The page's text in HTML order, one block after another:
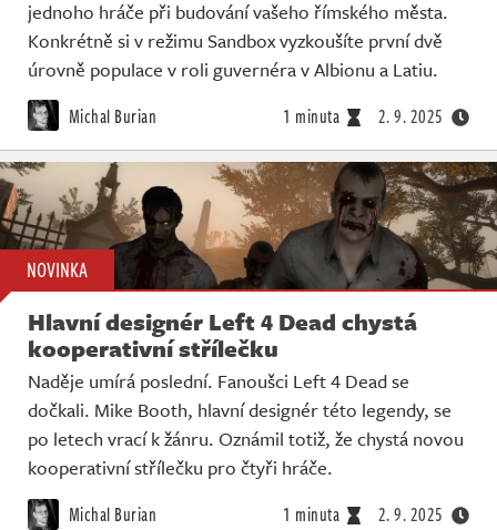
jednoho hráče při budování vašeho římského města.
Konkrétně si v režimu Sandbox vyzkoušíte první dvě
úrovně populace v roli guvernéra v Albionu a Latiu.
Michal Burian 1 minuta 2. 9. 2025
NOVINKA
Hlavní designér Left 4 Dead chystá
kooperativní střílečku
Naděje umírá poslední. Fanoušci Left 4 Dead se
dočkali. Mike Booth, hlavní designér této legendy, se
po letech vrací k žánru. Oznámil totiž, že chystá novou
kooperativní střílečku pro čtyři hráče.
Michal Burian 1 minuta 2. 9. 2025